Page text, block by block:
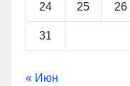
24 25 26
31
« Июн